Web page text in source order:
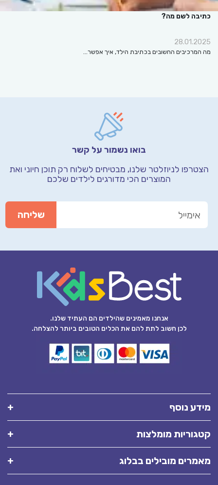
כתיבה לשם מה?
28.01.2025
מה המרכיבים החשובים בכתיבת הילד, איך אפשר…
בואו נשמור על קשר
הצטרפו לניוזלטר שלנו, מבטיחים לשלוח רק תוכן חיוני ואת
המוצרים הכי מדורגים לילדים שלכם
אנחנו מאמינים שהילדים הם העתיד שלנו.
לכן חשוב לתת להם את הכלים הטובים ביותר להצלחה.
מידע נוסף
קטגוריות מומלצות
מאמרים מובילים בבלוג